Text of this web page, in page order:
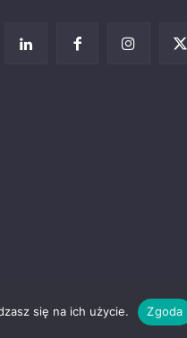
prawne
się na ich użycie. Zgoda